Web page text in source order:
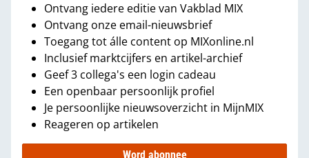
Ontvang iedere editie van Vakblad MIX
Ontvang onze email-nieuwsbrief
Toegang tot álle content op MIXonline.nl
Inclusief marktcijfers en artikel-archief
Geef 3 collega's een login cadeau
Een openbaar persoonlijk profiel
Je persoonlijke nieuwsoverzicht in MijnMIX
Reageren op artikelen
Word abonnee